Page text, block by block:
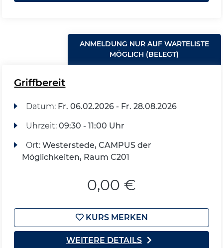
ANMELDUNG NUR AUF WARTELISTE
MÖGLICH (BELEGT)
Griffbereit
Datum: Fr. 06.02.2026 - Fr. 28.08.2026
Uhrzeit: 09:30 - 11:00 Uhr
Ort: Westerstede, CAMPUS der
Möglichkeiten, Raum C201
0,00 €
KURS MERKEN
WEITERE DETAILS